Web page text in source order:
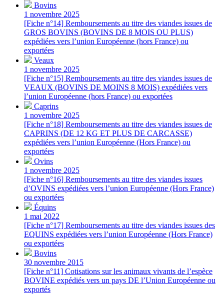
Bovins
1 novembre 2025
[Fiche n°14] Remboursements au titre des viandes issues de
GROS BOVINS (BOVINS DE 8 MOIS OU PLUS)
expédiées vers l’union Européenne (hors France) ou
exportées
Veaux
1 novembre 2025
[Fiche n°15] Remboursements au titre des viandes issues de
VEAUX (BOVINS DE MOINS 8 MOIS) expédiées vers
l’union Européenne (hors France) ou exportées
Caprins
1 novembre 2025
[Fiche n°18] Remboursements au titre des viandes issues de
CAPRINS (DE 12 KG ET PLUS DE CARCASSE)
expédiées vers l’union Européenne (Hors France) ou
exportées
Ovins
1 novembre 2025
[Fiche n°16] Remboursements au titre des viandes issues
d’OVINS expédiées vers l’union Européenne (Hors France)
ou exportées
Équins
1 mai 2022
[Fiche n°17] Remboursements au titre des viandes issues des
EQUINS expédiées vers l’union Européenne (Hors France)
ou exportées
Bovins
30 novembre 2015
[Fiche n°11] Cotisations sur les animaux vivants de l’espèce
BOVINE expédiés vers un pays DE l’Union Européenne ou
exportés